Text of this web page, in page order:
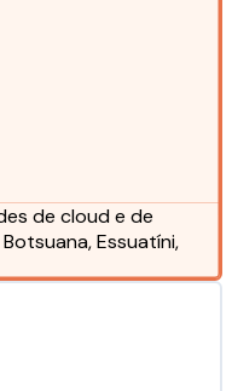
de cloud e de
Essuatíni,